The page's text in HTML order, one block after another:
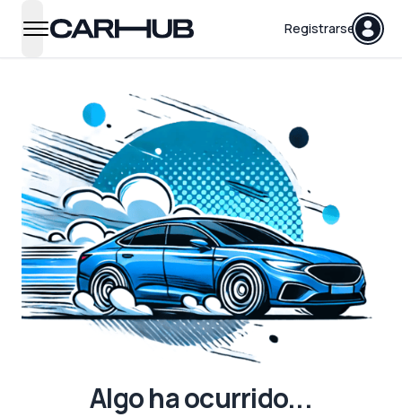
open navigation menu
Carhub Registrarse
Algo ha ocurrido...